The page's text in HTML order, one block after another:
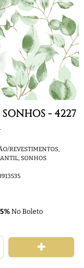
- 4227
REVESTIMENTOS,
,SONHOS
5%No Boleto